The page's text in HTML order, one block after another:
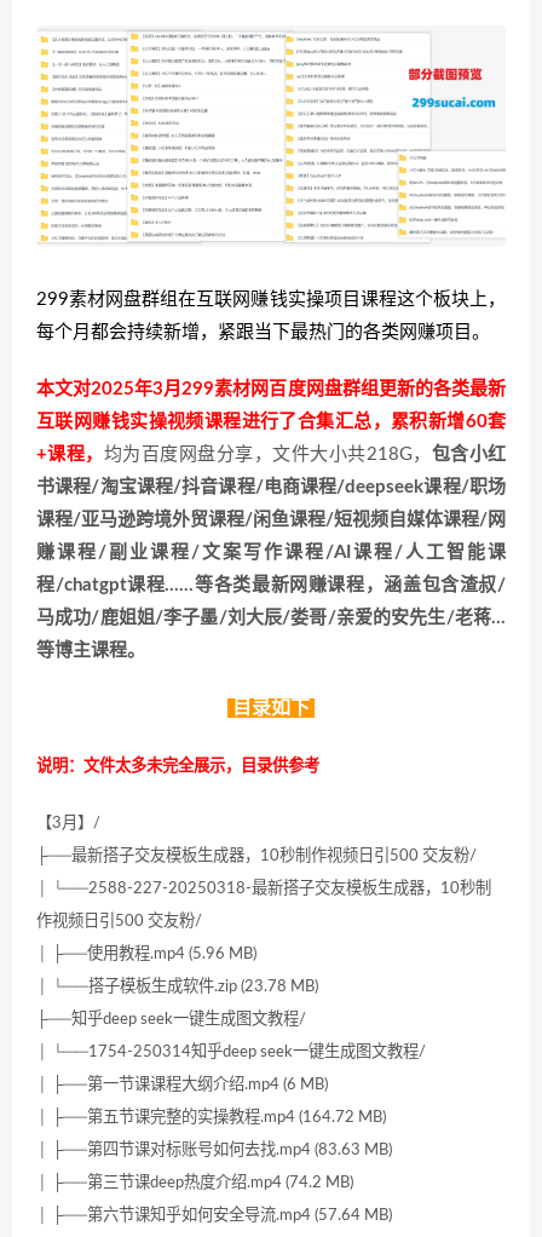
299素材网盘群组在互联网赚钱实操项目课程这个板块上，
每个月都会持续新增，紧跟当下最热门的各类网赚项目。
本文对2025年3月299素材网百度网盘群组更新的各类最新
互联网赚钱实操视频课程进行了合集汇总，累积新增60套
+课程， 均为百度网盘分享，文件大小共218G， 包含小红
书课程/淘宝课程/抖音课程/电商课程/deepseek课程/职场
课程/亚马逊跨境外贸课程/闲鱼课程/短视频自媒体课程/网
赚课程/副业课程/文案写作课程/AI课程/人工智能课
程/chatgpt课程……等各类最新网赚课程，涵盖包含渣叔/
马成功/鹿姐姐/李子墨/刘大辰/娄哥/亲爱的安先生/老蒋…
等博主课程。
目录如下
说明：文件太多未完全展示，目录供参考
【3月】/
├──最新搭子交友模板生成器，10秒制作视频日引500 交友粉/
│ └──2588-227-20250318-最新搭子交友模板生成器，10秒制
作视频日引500 交友粉/
│ ├──使用教程.mp4 (5.96 MB)
│ └──搭子模板生成软件.zip (23.78 MB)
├──知乎deep seek一键生成图文教程/
│ └──1754-250314知乎deep seek一键生成图文教程/
│ ├──第一节课课程大纲介绍.mp4 (6 MB)
│ ├──第五节课完整的实操教程.mp4 (164.72 MB)
│ ├──第四节课对标账号如何去找.mp4 (83.63 MB)
│ ├──第三节课deep热度介绍.mp4 (74.2 MB)
│ ├──第六节课知乎如何安全导流.mp4 (57.64 MB)